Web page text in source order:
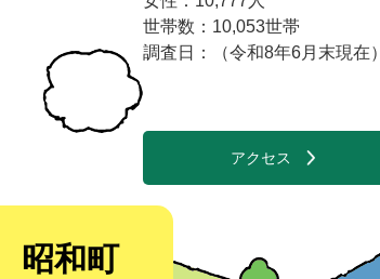
世帯数：10,053世帯
調査日：（令和8年6月末現在）
アクセス
昭和町